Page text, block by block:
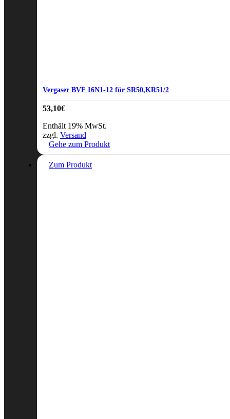
Vergaser BVF 16N1-12 für SR50,KR51/2
53,10€
Enthält 19% MwSt.
zzgl. Versand
Gehe zum Produkt
Zum Produkt